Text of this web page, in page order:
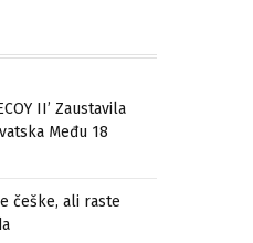
II’ Zaustavila
Među 18
češke, ali raste